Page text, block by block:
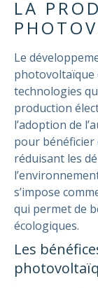
LA
Le
photovoltaïque
technologies
production
l’adoption de
pour bénéficier
réduisant les
s’impose
qui permet de
écologiques.
Les